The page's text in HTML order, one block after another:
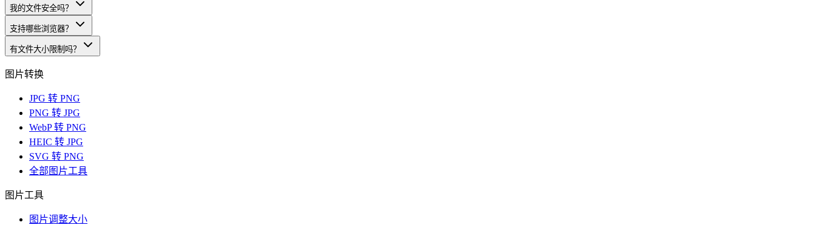
我的文件安全吗？
支持哪些浏览器？
有文件大小限制吗？
图片转换
JPG 转 PNG
PNG 转 JPG
WebP 转 PNG
HEIC 转 JPG
SVG 转 PNG
全部图片工具
图片工具
图片调整大小